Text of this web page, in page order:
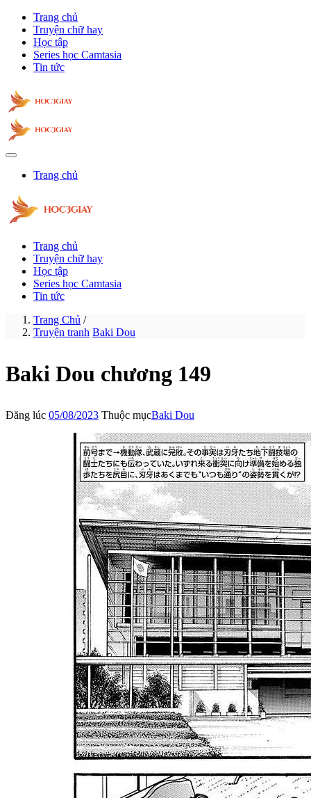
Trang chủ
Truyện chữ hay
Học tập
Series học Camtasia
Tin tức
Trang chủ
Trang chủ
Truyện chữ hay
Học tập
Series học Camtasia
Tin tức
Trang Chủ /
Truyện tranh Baki Dou
Baki Dou chương 149
Đăng lúc 05/08/2023 Thuộc mụcBaki Dou